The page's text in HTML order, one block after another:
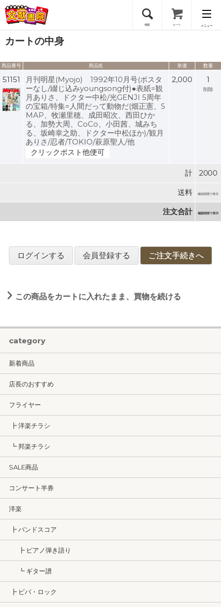
検索 カート メニュー
会員登録
ログイン
カートの中身
商品番号 商品名 単価 数量
51151
月刊明星(Myojo) 1992年10月号(ポスタ
ーなし/綴じ込みyoungsong付)●表紙=観
月ありさ、ドクター中松/光GENJI 5周年
の宝箱/特集=人間だって動物だ(畑正憲、S
MAP、牧瀬里穂、成田昭次、西田ひか
る、加勢大周、CoCo、小田茜、城みち
る、坂崎幸之助、ドクター中松ほか)/観月
ありさ/忍者/TOKIO/萩原聖人/他
クリックポスト他便可
2,000 1
削除
計 2000
送料 確認画面で表示
注文合計 確認画面で表示
ログインする 会員登録する ご注文手続きへ
この商品をカートに入れたまま、買物を続ける
category
新着商品
店長のおすすめ
フライヤー
┣ 洋楽チラシ
┗ 邦楽チラシ
SALE商品
コンサート半券
洋楽
┣ バンドスコア
┣ ピアノ弾き語り
┗ ギター譜
┣ ビバ・ロック